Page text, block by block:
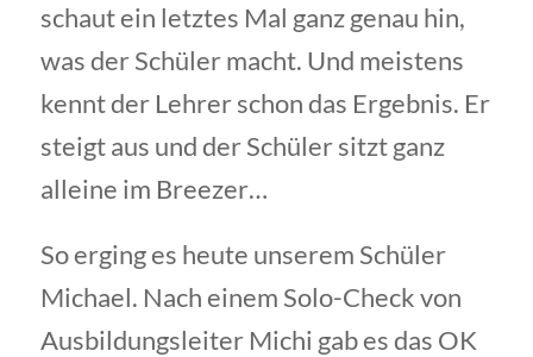
schaut ein letztes Mal ganz genau hin,
was der Schüler macht. Und meistens
kennt der Lehrer schon das Ergebnis. Er
steigt aus und der Schüler sitzt ganz
alleine im Breezer…
So erging es heute unserem Schüler
Michael. Nach einem Solo-Check von
Ausbildungsleiter Michi gab es das OK